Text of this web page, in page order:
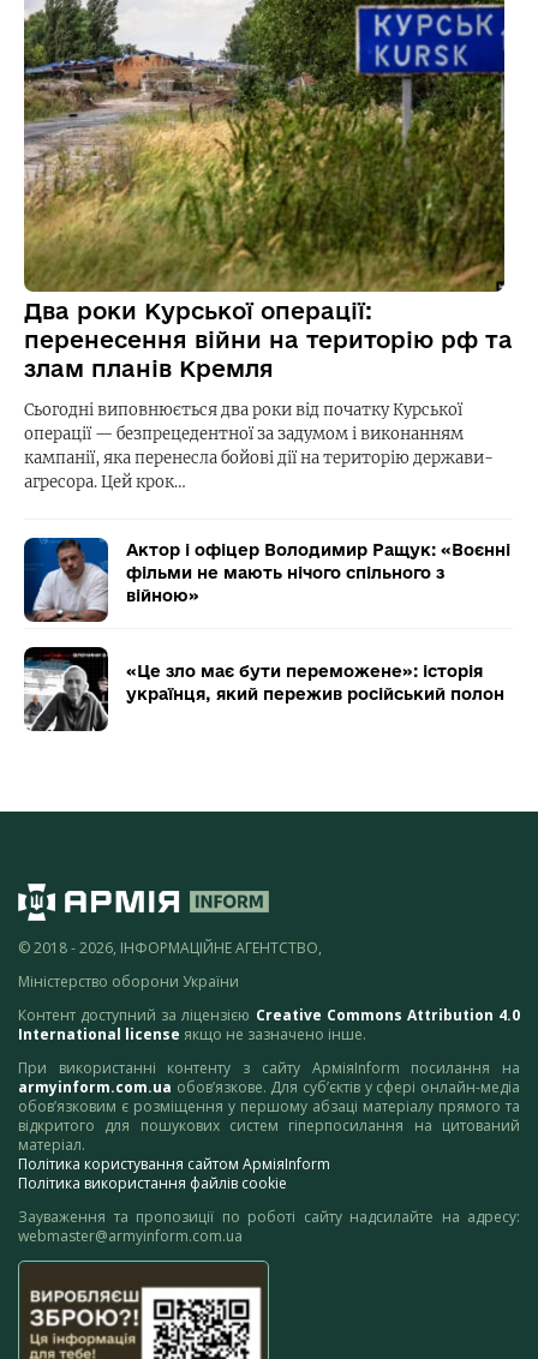
Два роки Курської операції:
перенесення війни на територію рф та
злам планів Кремля
Сьогодні виповнюється два роки від початку Курської
операції — безпрецедентної за задумом і виконанням
кампанії, яка перенесла бойові дії на територію держави-
агресора. Цей крок…
Актор і офіцер Володимир Ращук: «Воєнні
фільми не мають нічого спільного з
війною»
«Це зло має бути переможене»: історія
українця, який пережив російський полон
© 2018 - 2026, ІНФОРМАЦІЙНЕ АГЕНТСТВО,
Міністерство оборони України
Контент доступний за ліцензією Creative Commons Attribution 4.0
International license якщо не зазначено інше.
При використанні контенту з сайту АрміяInform посилання на
armyinform.com.ua обов’язкове. Для суб’єктів у сфері онлайн-медіа
обов’язковим є розміщення у першому абзаці матеріалу прямого та
відкритого для пошукових систем гіперпосилання на цитований
матеріал.
Політика користування сайтом АрміяInform
Політика використання файлів cookie
Зауваження та пропозиції по роботі сайту надсилайте на адресу:
webmaster@armyinform.com.ua